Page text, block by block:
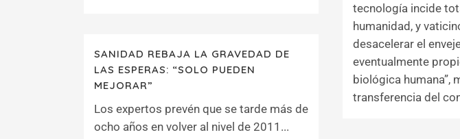
tecnología incide
humanidad, y
desacelerar el
eventualmente
biológica humana”,
transferencia del
SANIDAD REBAJA LA GRAVEDAD DE
LAS ESPERAS: “SOLO PUEDEN
MEJORAR”
Los expertos prevén que se tarde más de
ocho años en volver al nivel de 2011...